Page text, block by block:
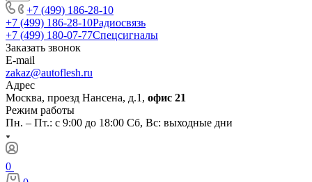
+7 (499) 186-28-10
+7 (499) 186-28-10Радиосвязь
+7 (499) 180-07-77Спецсигналы
Заказать звонок
E-mail
zakaz@autoflesh.ru
Адрес
Москва, проезд Нансена, д.1, офис 21
Режим работы
Пн. – Пт.: с 9:00 до 18:00 Cб, Вс: выходные дни
0